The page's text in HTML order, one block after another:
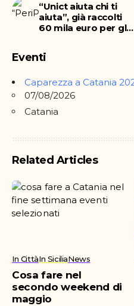
“Unict aiuta chi ti
aiuta”, già raccolti
60 mila euro per gli
Eventi
Caparezza a Catania
07/08/2026
Catania
Related Articles
In CittàIn SiciliaNews
Cosa fare nel
secondo weekend di
maggio